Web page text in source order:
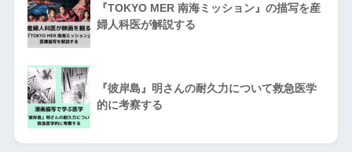
『TOKYO MER 南海ミッション』の描写を産
婦人科医が解説する
『彼岸島』明さんの耐久力について救急医学
的に考察する